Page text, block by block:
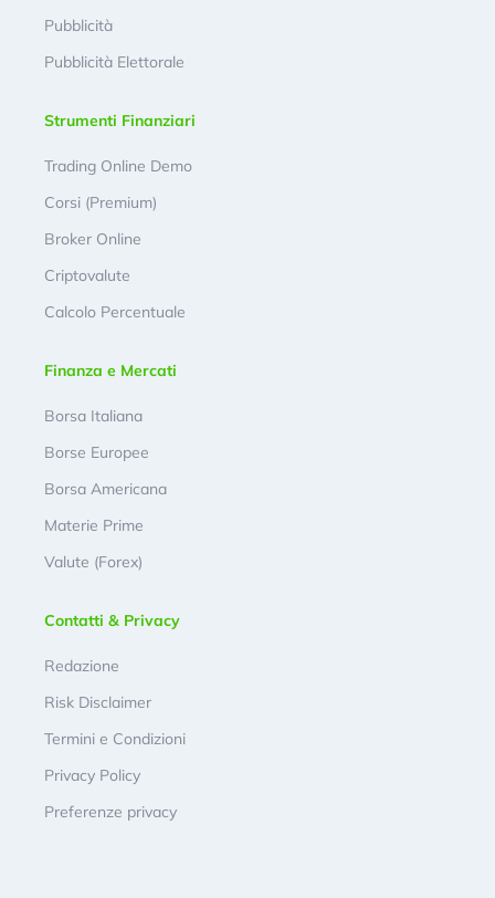
Pubblicità
Pubblicità Elettorale
Strumenti Finanziari
Trading Online Demo
Corsi (Premium)
Broker Online
Criptovalute
Calcolo Percentuale
Finanza e Mercati
Borsa Italiana
Borse Europee
Borsa Americana
Materie Prime
Valute (Forex)
Contatti & Privacy
Redazione
Risk Disclaimer
Termini e Condizioni
Privacy Policy
Preferenze privacy